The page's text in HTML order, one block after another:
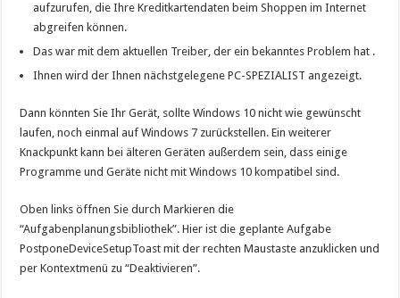
aufzurufen, die Ihre Kreditkartendaten beim Shoppen im Internet
abgreifen können.
Das war mit dem aktuellen Treiber, der ein bekanntes Problem hat .
Ihnen wird der Ihnen nächstgelegene PC-SPEZIALIST angezeigt.
Dann könnten Sie Ihr Gerät, sollte Windows 10 nicht wie gewünscht
laufen, noch einmal auf Windows 7 zurückstellen. Ein weiterer
Knackpunkt kann bei älteren Geräten außerdem sein, dass einige
Programme und Geräte nicht mit Windows 10 kompatibel sind.
Oben links öffnen Sie durch Markieren die
“Aufgabenplanungsbibliothek”. Hier ist die geplante Aufgabe
PostponeDeviceSetupToast mit der rechten Maustaste anzuklicken und
per Kontextmenü zu “Deaktivieren”.